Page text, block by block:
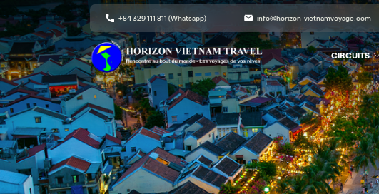
+84 329 111 811 (Whatsapp) info@horizon-vietnamvoyage.com
CIRCUITS